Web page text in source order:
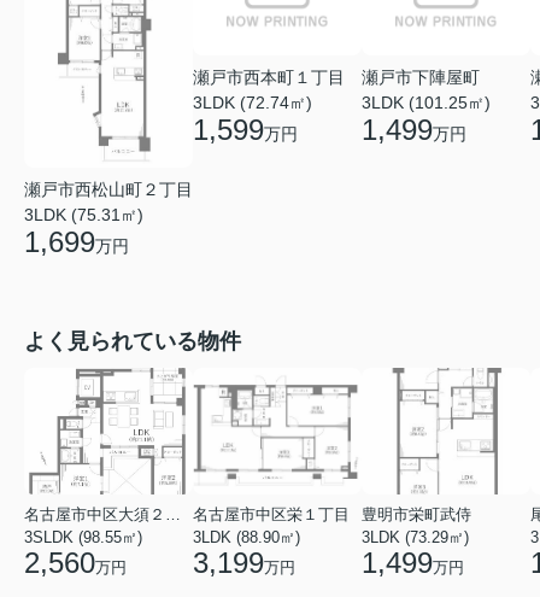
瀬戸市西松山町２丁目
3LDK (75.31㎡)
1,699万円
瀬戸市西本町１丁目
3LDK (72.74㎡)
1,599万円
瀬戸市下陣屋町
3LDK (101.25㎡)
1,499万円
よく見られている物件
名古屋市中区大須２丁目
3SLDK (98.55㎡)
2,560万円
名古屋市中区栄１丁目
3LDK (88.90㎡)
3,199万円
豊明市栄町武侍
3LDK (73.29㎡)
1,499万円